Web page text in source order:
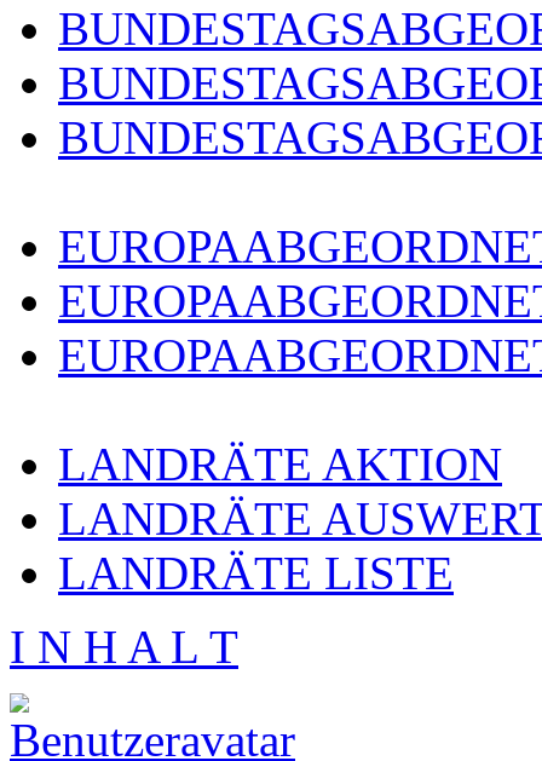
LANDRÄTE AKTION
LANDRÄTE
LANDRÄTE LISTE
I N H A L T